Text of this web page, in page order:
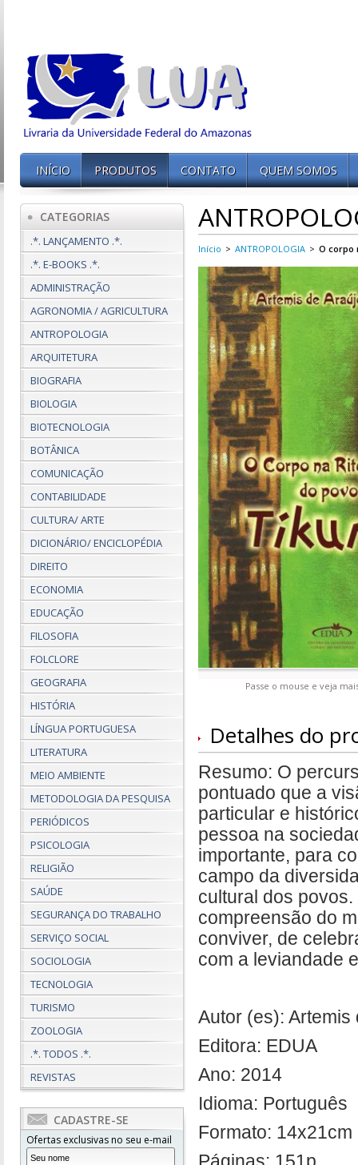
INÍCIO PRODUTOS CONTATO QUEM SOMOS
CATEGORIAS
.*. LANÇAMENTO .*.
.*. E-BOOKS .*.
ADMINISTRAÇÃO
AGRONOMIA / AGRICULTURA
ANTROPOLOGIA
ARQUITETURA
BIOGRAFIA
BIOLOGIA
BIOTECNOLOGIA
BOTÂNICA
COMUNICAÇÃO
CONTABILIDADE
CULTURA/ ARTE
DICIONÁRIO/ ENCICLOPÉDIA
DIREITO
ECONOMIA
EDUCAÇÃO
FILOSOFIA
FOLCLORE
GEOGRAFIA
HISTÓRIA
LÍNGUA PORTUGUESA
LITERATURA
MEIO AMBIENTE
METODOLOGIA DA PESQUISA
PERIÓDICOS
PSICOLOGIA
RELIGIÃO
SAÚDE
SEGURANÇA DO TRABALHO
SERVIÇO SOCIAL
SOCIOLOGIA
TECNOLOGIA
TURISMO
ZOOLOGIA
.*. TODOS .*.
REVISTAS
CADASTRE-SE
Ofertas exclusivas no seu e-mail
Início > ANTROPOLOGIA > O corpo
Passe o mouse e veja
Detalhes do
Resumo: O
pontuado que a
particular e
pessoa na
importante, para
campo da
cultural dos
compreensão do
conviver, de
com a leviandade
Autor (es): Artemis
Editora: EDUA
Ano: 2014
Idioma: Português
Formato: 14x21cm